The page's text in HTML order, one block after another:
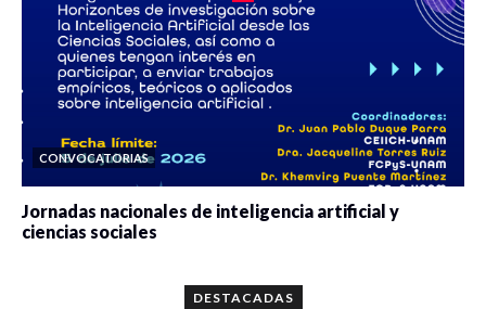
CONVOCATORIAS
Jornadas nacionales de inteligencia artificial y
ciencias sociales
DESTACADAS